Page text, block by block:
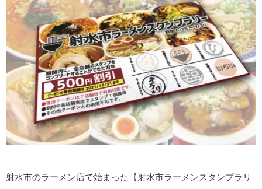
射水市のラーメン店で始まった【射水市ラーメンスタンプラリ